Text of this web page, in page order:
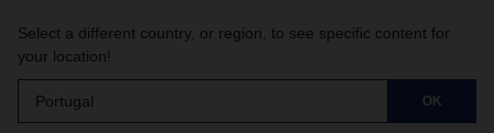
Select a different country, or region, to see specific content for
your location!
Portugal OK